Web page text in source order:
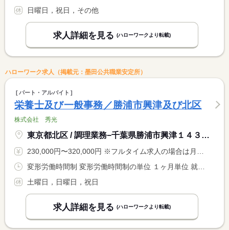
日曜日，祝日，その他
求人詳細を見る (ハローワークより転載)
ハローワーク求人（掲載元：墨田公共職業安定所）
パート・アルバイト
栄養士及び一般事務／勝浦市興津及び北区
株式会社 秀光
東京都北区 / 調理業務−千葉県勝浦市興津１４３番地 奥津駅から徒歩１０分
230,000円〜320,000円 ※フルタイム求人の場合は月額（換算額）、パート求人の場合は時間額を表示しています。
変形労働時間制 変形労働時間制の単位 １ヶ月単位 就業時間１ 9時00分〜18時00分 就業時間２ 12時00分〜20時00分 就業時間３ 5時00分〜10時00分 就業時間に関する特記事項 一般事務 ９時〜１８時 <BR> 調理業務の際は宿泊人数、状況により始業、終了時間が変わる場合 <BR> がございます。 <BR> ※勤務時間は求人に関する特記事項参照
土曜日，日曜日，祝日
求人詳細を見る (ハローワークより転載)